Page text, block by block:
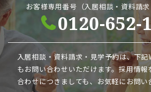
お客様専用番号（入居相談・資料請
0120-652-
入居相談・資料請求・見学予約は、下記
も お問い合わせいただけます。採用情
合わせにつきましても、お気軽にお問い